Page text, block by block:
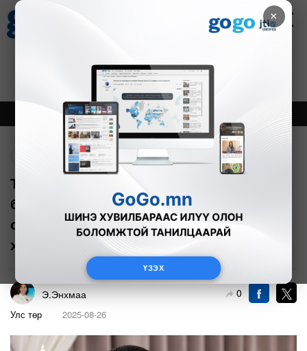
×
ҮЗЭХ
Зурхай
8.07
Онцлох Шинэ
Тойргоос сонгогдсон УИХ-ын гишүүн
бүрийг 5 тэрбумд багтах хөрөнгө
оруулалтын саналаа ирүүлэхийг
хүсжээ
Э.Энхмаа 0
Улс төр 2025-08-26